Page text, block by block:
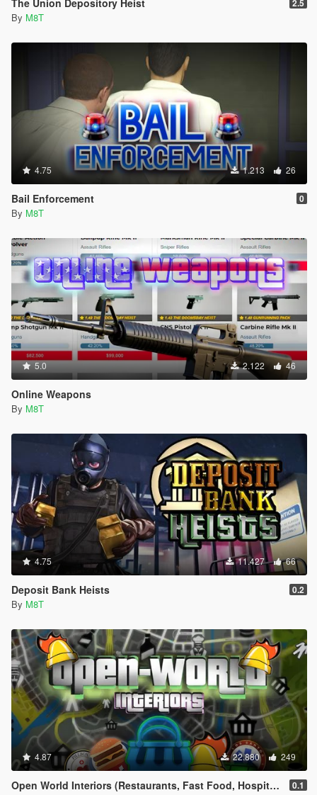
2.5
By M8T
4.75 1.213 26
Bail Enforcement 0
By M8T
5.0 2.122 46
Online Weapons
By M8T
4.75 11.427 66
Deposit Bank Heists 0.2
By M8T
4.87 22.880 249
Open World Interiors (Restaurants, Fast Food, Hospitals, Diners, Laundromats, Nightclubs, Gyms, Bite!) 0.1